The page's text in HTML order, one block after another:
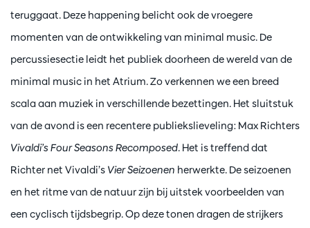
teruggaat. Deze happening belicht ook de vroegere
momenten van de ontwikkeling van minimal music. De
percussiesectie leidt het publiek doorheen de wereld van de
minimal music in het Atrium. Zo verkennen we een breed
scala aan muziek in verschillende bezettingen. Het sluitstuk
van de avond is een recentere publiekslieveling: Max Richters
Vivaldi’s Four Seasons Recomposed. Het is treffend dat
Richter net Vivaldi’s Vier Seizoenen herwerkte. De seizoenen
en het ritme van de natuur zijn bij uitstek voorbeelden van
een cyclisch tijdsbegrip. Op deze tonen dragen de strijkers